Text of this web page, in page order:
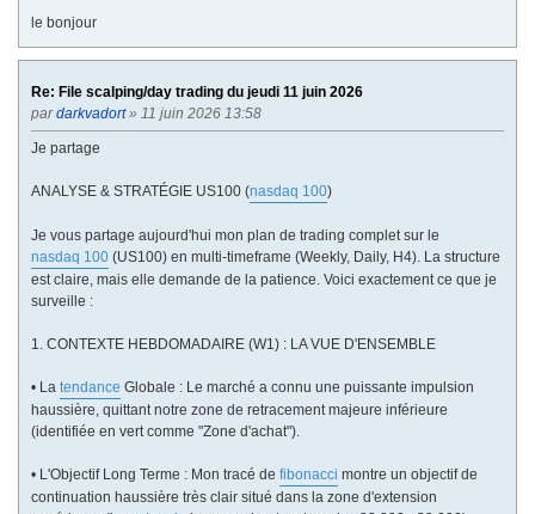
le bonjour
Re: File scalping/day trading du jeudi 11 juin 2026
pardarkvadort» 11 juin 2026 13:58
Je partage
ANALYSE & STRATÉGIE US100 (nasdaq 100)
Je vous partage aujourd'hui mon plan de trading complet sur le
nasdaq 100 (US100) en multi-timeframe (Weekly, Daily, H4). La structure
est claire, mais elle demande de la patience. Voici exactement ce que je
surveille :
1. CONTEXTE HEBDOMADAIRE (W1) : LA VUE D'ENSEMBLE
• La tendance Globale : Le marché a connu une puissante impulsion
haussière, quittant notre zone de retracement majeure inférieure
(identifiée en vert comme "Zone d'achat").
• L'Objectif Long Terme : Mon tracé de fibonacci montre un objectif de
continuation haussière très clair situé dans la zone d'extension